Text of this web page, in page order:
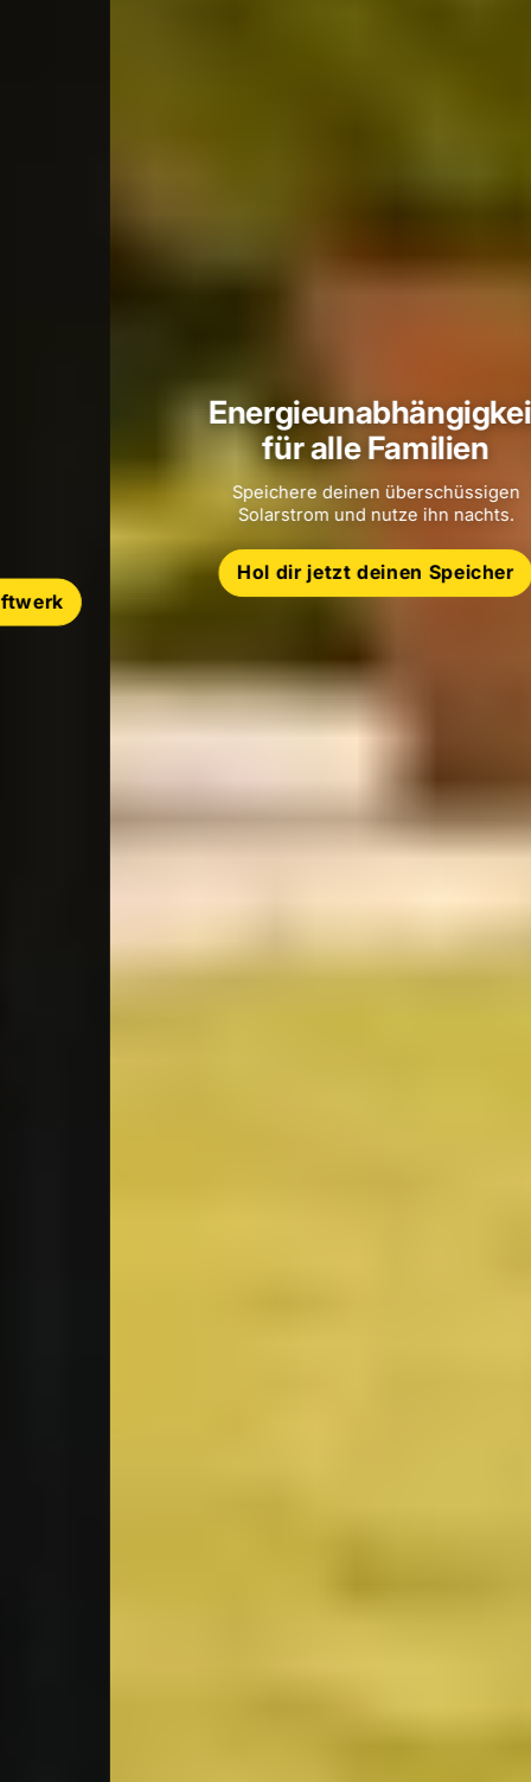
Energieunabhängigkeit
für alle Familien
Speichere deinen überschüssigen
Solarstrom und nutze ihn nachts.
Hol dir jetzt deinen Speicher